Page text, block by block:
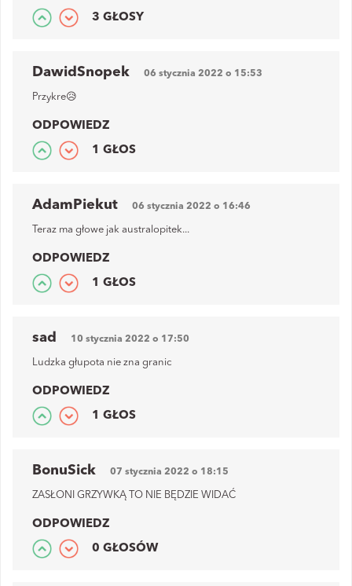
3 GŁOSY
DawidSnopek 06 stycznia 2022 o 15:53
Przykre😥
ODPOWIEDZ
1 GŁOS
AdamPiekut 06 stycznia 2022 o 16:46
Teraz ma głowe jak australopitek...
ODPOWIEDZ
1 GŁOS
sad 10 stycznia 2022 o 17:50
Ludzka głupota nie zna granic
ODPOWIEDZ
1 GŁOS
BonuSick 07 stycznia 2022 o 18:15
ZASŁONI GRZYWKĄ TO NIE BĘDZIE WIDAĆ
ODPOWIEDZ
0 GŁOSÓW